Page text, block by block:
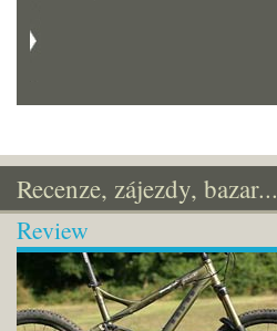
Recenze, zájezdy, bazar...
Review